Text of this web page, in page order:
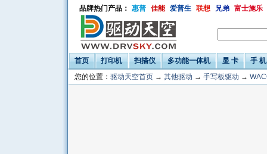
品牌热门产品： 惠普 佳能 爱普生 联想 兄弟 富士施乐
首页 打印机 扫描仪 多功能一体机 显 卡
手 机
您的位置： 驱动天空首页 → 其他驱动 → 手写板驱动 →